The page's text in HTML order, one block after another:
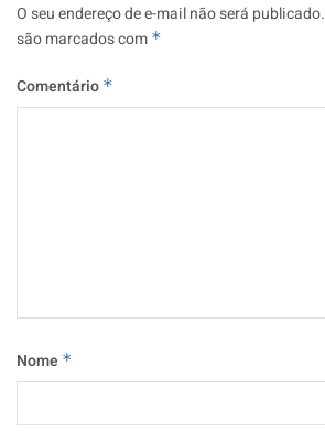
O seu endereço de e-mail não será publicado.
são marcados com *
Comentário *
Nome *